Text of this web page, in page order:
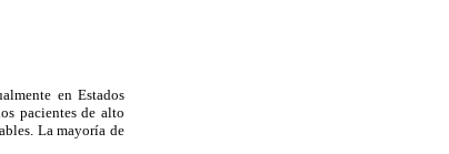
en Estados
pacientes de alto
La mayoría de